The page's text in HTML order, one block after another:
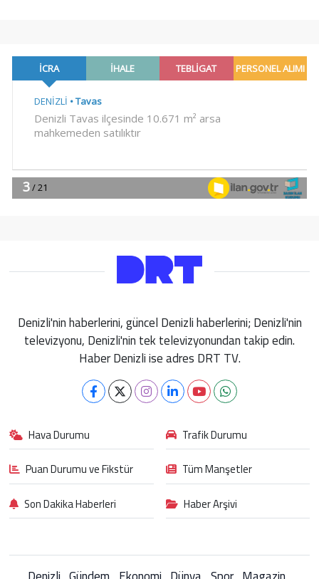
Denizli'nin haberlerini, güncel Denizli haberlerini; Denizli'nin
televizyonu, Denizli'nin tek televizyonundan takip edin.
Haber Denizli ise adres DRT TV.
Hava Durumu
Trafik Durumu
Puan Durumu ve Fikstür
Tüm Manşetler
Son Dakika Haberleri
Haber Arşivi